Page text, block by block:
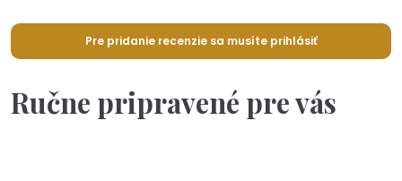
Pre pridanie recenzie sa musíte prihlásiť
Ručne pripravené pre vás